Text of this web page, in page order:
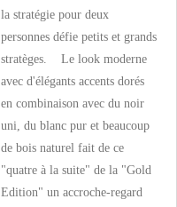
la stratégie pour deux
personnes défie petits et grands
stratèges. Le look moderne
avec d'élégants accents dorés
en combinaison avec du noir
uni, du blanc pur et beaucoup
de bois naturel fait de ce
"quatre à la suite" de la "Gold
Edition" un accroche-regard